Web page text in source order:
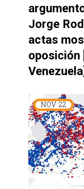
Jorge
actas
oposición
Venezuela]
NOV 22